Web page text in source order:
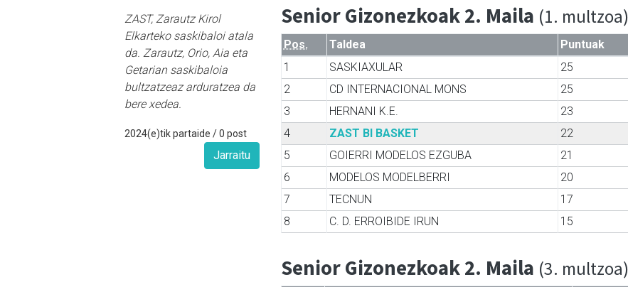
ZAST, Zarautz Kirol
Elkarteko saskibaloi atala
da. Zarautz, Orio, Aia eta
Getarian saskibaloia
bultzatzeaz arduratzea da
bere xedea.
2024(e)tik partaide / 0 post
Jarraitu
Senior Gizonezkoak 2. Maila (1. multzoa)
Pos. Taldea Puntuak
1
SASKIAXULAR 25
2
CD INTERNACIONAL MONS 25
3
HERNANI K.E. 23
4
ZAST BI BASKET 22
5
GOIERRI MODELOS EZGUBA 21
6
MODELOS MODELBERRI 20
7
TECNUN 17
8
C. D. ERROIBIDE IRUN 15
Senior Gizonezkoak 2. Maila (3. multzoa)